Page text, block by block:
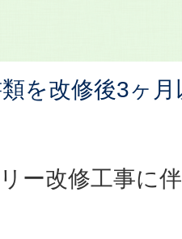
を改修後3ヶ
ー改修工事に